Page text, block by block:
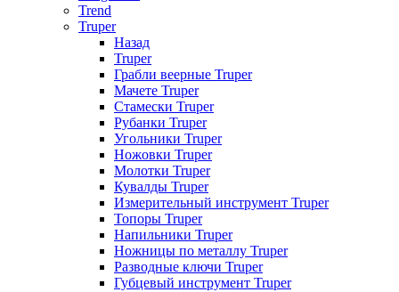
Trend
Truper
Назад
Truper
Грабли веерные Truper
Мачете Truper
Стамески Truper
Рубанки Truper
Угольники Truper
Ножовки Truper
Молотки Truper
Кувалды Truper
Измерительный инструмент Truper
Топоры Truper
Напильники Truper
Ножницы по металлу Truper
Разводные ключи Truper
Губцевый инструмент Truper